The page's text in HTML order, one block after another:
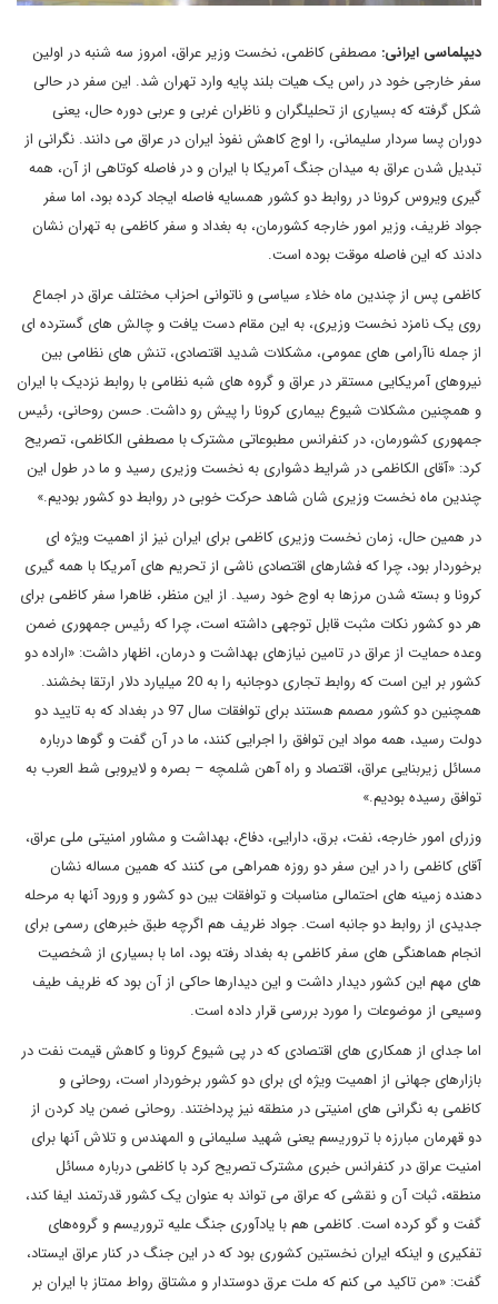
دیپلماسی ایرانی: مصطفی کاظمی، نخست وزیر عراق، امروز سه شنبه در اولین
سفر خارجی خود در راس یک هیات بلند پایه وارد تهران شد. این سفر در حالی
شکل گرفته که بسیاری از تحلیلگران و ناظران غربی و عربی دوره حال، یعنی
دوران پسا سردار سلیمانی، را اوج کاهش نفوذ ایران در عراق می دانند. نگرانی از
تبدیل شدن عراق به میدان جنگ آمریکا با ایران و در فاصله کوتاهی از آن، همه
گیری ویروس کرونا در روابط دو کشور همسایه فاصله ایجاد کرده بود، اما سفر
جواد ظریف، وزیر امور خارجه کشورمان، به بغداد و سفر کاظمی به تهران نشان
دادند که این فاصله موقت بوده است.
کاظمی پس از چندین ماه خلاء سیاسی و ناتوانی احزاب مختلف عراق در اجماع
روی یک نامزد نخست وزیری، به این مقام دست یافت و چالش های گسترده ای
از جمله ناآرامی های عمومی، مشکلات شدید اقتصادی، تنش های نظامی بین
نیروهای آمریکایی مستقر در عراق و گروه های شبه نظامی با روابط نزدیک با ایران
و همچنین مشکلات شیوع بیماری کرونا را پیش رو داشت. حسن روحانی، رئیس
جمهوری کشورمان، در کنفرانس مطبوعاتی مشترک با مصطفی الکاظمی، تصریح
کرد: «آقای الکاظمی در شرایط دشواری به نخست وزیری رسید و ما در طول این
چندین ماه نخست ‌وزیری ‌شان شاهد حرکت خوبی در روابط دو کشور بودیم.»
در همین حال، زمان نخست وزیری کاظمی برای ایران نیز از اهمیت ویژه ای
برخوردار بود، چرا که فشارهای اقتصادی ناشی از تحریم های آمریکا با همه گیری
کرونا و بسته شدن مرزها به اوج خود رسید. از این منظر، ظاهرا سفر کاظمی برای
هر دو کشور نکات مثبت قابل توجهی داشته است، چرا که رئیس جمهوری ضمن
وعده حمایت از عراق در تامین نیازهای بهداشت و درمان، اظهار داشت: «اراده دو
کشور بر این است که روابط تجاری دوجانبه را به 20 میلیارد دلار ارتقا بخشند.
همچنین دو کشور مصمم هستند برای توافقات سال 97 در بغداد که به تایید دو
دولت رسید، همه مواد این توافق را اجرایی کنند، ما در آن گفت ‌و گوها درباره
مسائل زیربنایی عراق، اقتصاد و راه آهن شلمچه – بصره و لایروبی شط العرب به
توافق رسیده بودیم.»
وزرای امور خارجه، نفت، برق، دارایی، دفاع، بهداشت و مشاور امنیتی ملی عراق،
آقای کاظمی را در این سفر دو روزه همراهی می‌ کنند که همین مساله نشان
دهنده زمینه های احتمالی مناسبات و توافقات بین دو کشور و ورود آنها به مرحله
جدیدی از روابط دو جانبه است. جواد ظریف هم اگرچه طبق خبرهای رسمی برای
انجام هماهنگی های سفر کاظمی به بغداد رفته بود، اما با بسیاری از شخصیت
های مهم این کشور دیدار داشت و این دیدارها حاکی از آن بود که ظریف طیف
وسیعی از موضوعات را مورد بررسی قرار داده است.
اما جدای از همکاری های اقتصادی که در پی شیوع کرونا و کاهش قیمت نفت در
بازارهای جهانی از اهمیت ویژه ای برای دو کشور برخوردار است، روحانی و
کاظمی به نگرانی های امنیتی در منطقه نیز پرداختند. روحانی ضمن یاد کردن از
دو قهرمان مبارزه با تروریسم یعنی شهید سلیمانی و المهندس و تلاش آنها برای
امنیت عراق در کنفرانس خبری مشترک تصریح کرد با کاظمی درباره مسائل
منطقه، ثبات آن و نقشی که عراق می تواند به عنوان یک کشور قدرتمند ایفا کند،
گفت و گو کرده است. کاظمی هم با یادآوری جنگ علیه تروریسم و گروه‌های
تفکیری و اینکه ایران نخستین کشوری بود که در این جنگ در کنار عراق ایستاد،
گفت: «من تاکید می کنم که ملت عرق دوستدار و مشتاق رواط ممتاز با ایران بر